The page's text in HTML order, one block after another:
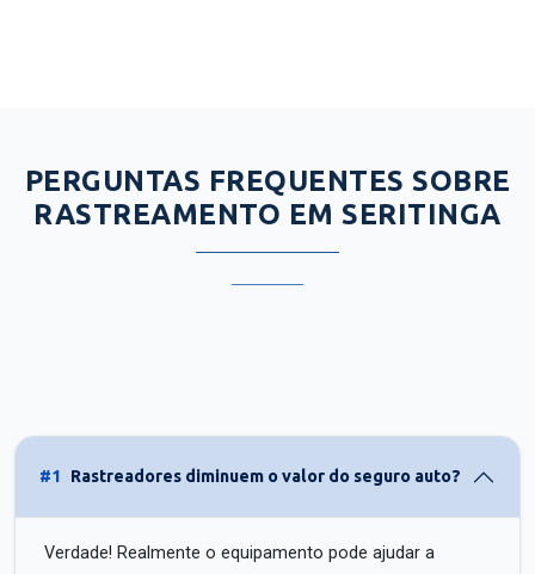
PERGUNTAS FREQUENTES SOBRE
RASTREAMENTO EM SERITINGA
#1 Rastreadores diminuem o valor do seguro auto?
Verdade! Realmente o equipamento pode ajudar a